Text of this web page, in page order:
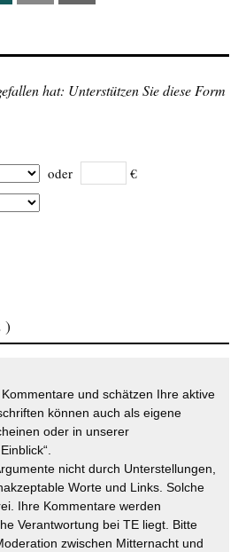
hat: Unterstützen Sie diese Form
oder €
)
und schätzen Ihre aktive
können auch als eigene
oder in unserer
nicht durch Unterstellungen,
Worte und Links. Solche
Ihre Kommentare werden
Verantwortung bei TE liegt. Bitte
zwischen Mitternacht und